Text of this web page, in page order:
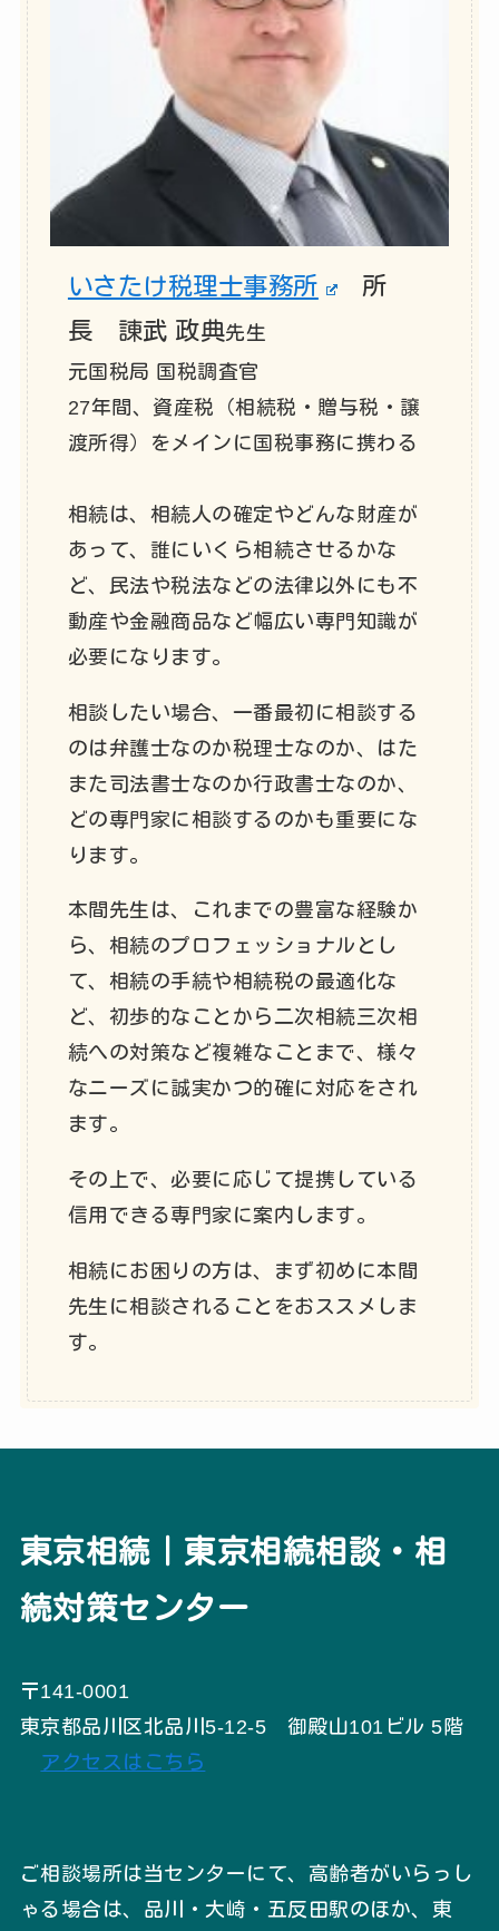
いさたけ税理士事務所
所
長 諌武 政典先生
元国税局 国税調査官
27年間、資産税（相続税・贈与税・譲
渡所得）をメインに国税事務に携わる
相続は、相続人の確定やどんな財産が
あって、誰にいくら相続させるかな
ど、民法や税法などの法律以外にも不
動産や金融商品など幅広い専門知識が
必要になります。
相談したい場合、一番最初に相談する
のは弁護士なのか税理士なのか、はた
また司法書士なのか行政書士なのか、
どの専門家に相談するのかも重要にな
ります。
本間先生は、これまでの豊富な経験か
ら、相続のプロフェッショナルとし
て、相続の手続や相続税の最適化な
ど、初歩的なことから二次相続三次相
続への対策など複雑なことまで、様々
なニーズに誠実かつ的確に対応をされ
ます。
その上で、必要に応じて提携している
信用できる専門家に案内します。
相続にお困りの方は、まず初めに本間
先生に相談されることをおススメしま
す。
東京相続｜東京相続相談・相
続対策センター
〒141-0001
東京都品川区北品川5-12-5 御殿山101ビル 5階
アクセスはこちら
ご相談場所は当センターにて、高齢者がいらっし
ゃる場合は、品川・大崎・五反田駅のほか、東